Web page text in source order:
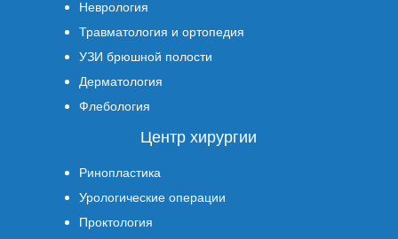
Неврология
Травматология и ортопедия
УЗИ брюшной полости
Дерматология
Флебология
Центр хирургии
Ринопластика
Урологические операции
Проктология